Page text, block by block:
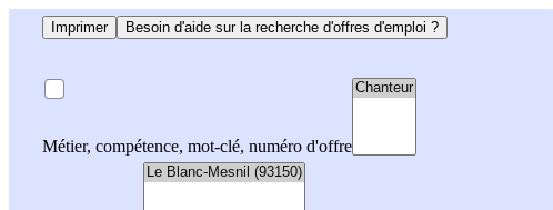
Imprimer Besoin d'aide sur la recherche d'offres d'emploi ?
Métier, compétence, mot-clé, numéro d'offre